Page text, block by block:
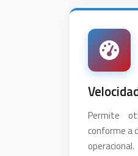
Permite
conforme a
operacional.